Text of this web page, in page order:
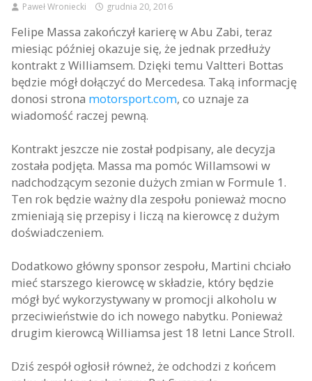
Paweł Wroniecki grudnia 20, 2016
Felipe Massa zakończył karierę w Abu Zabi, teraz
miesiąc później okazuje się, że jednak przedłuży
kontrakt z Williamsem. Dzięki temu Valtteri Bottas
będzie mógł dołączyć do Mercedesa. Taką informację
donosi strona motorsport.com, co uznaje za
wiadomość raczej pewną.
Kontrakt jeszcze nie został podpisany, ale decyzja
została podjęta. Massa ma pomóc Willamsowi w
nadchodzącym sezonie dużych zmian w Formule 1.
Ten rok będzie ważny dla zespołu ponieważ mocno
zmieniają się przepisy i liczą na kierowcę z dużym
doświadczeniem.
Dodatkowo główny sponsor zespołu, Martini chciało
mieć starszego kierowcę w składzie, który będzie
mógł być wykorzystywany w promocji alkoholu w
przeciwieństwie do ich nowego nabytku. Ponieważ
drugim kierowcą Williamsa jest 18 letni Lance Stroll.
Dziś zespół ogłosił równeż, że odchodzi z końcem